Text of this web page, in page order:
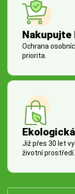
Nakupujte
Ochrana
priorita.
Již přes 30 let
životní prostředí.